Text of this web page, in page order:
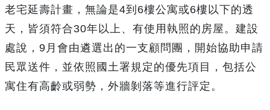
老宅延壽計畫，無論是4到6樓公寓或6樓以下的透
天，皆須符合30年以上、有使用執照的房屋。建設
處說，9月會由遴選出的一支顧問團，開始協助申請
民眾送件，並依照國土署規定的優先項目，包括公
寓住有高齡或弱勢，外牆剝落等進行評定。